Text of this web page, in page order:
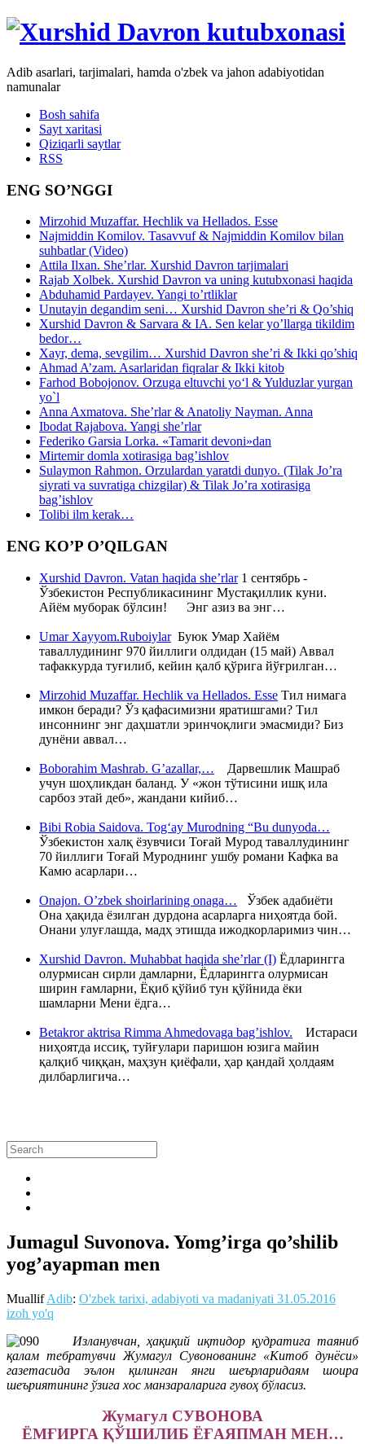
Adib asarlari, tarjimalari, hamda o'zbek va jahon adabiyotidan
namunalar
Bosh sahifa
Sayt xaritasi
Qiziqarli saytlar
RSS
ENG SO’NGGI
Mirzohid Muzaffar. Hechlik va Hellados. Esse
Najmiddin Komilov. Tasavvuf & Najmiddin Komilov bilan
suhbatlar (Video)
Attila Ilxan. She’rlar. Xurshid Davron tarjimalari
Rajab Xolbek. Xurshid Davron va uning kutubxonasi haqida
Abduhamid Pardayev. Yangi to’rtliklar
Unutayin degandim seni… Xurshid Davron she’ri & Qo’shiq
Xurshid Davron & Sarvara & IA. Sen kelar yo’llarga tikildim
bedor…
Xayr, dema, sevgilim… Xurshid Davron she’ri & Ikki qo’shiq
Ahmad A’zam. Asarlaridan fiqralar & Ikki kitob
Farhod Bobojonov. Orzuga eltuvchi yo‘l & Yulduzlar yurgan
yo`l
Anna Axmatova. She’rlar & Anatoliy Nayman. Anna
Ibodat Rajabova. Yangi she’rlar
Federiko Garsia Lorka. «Tamarit devoni»dan
Mirtemir domla xotirasiga bag’ishlov
Sulaymon Rahmon. Orzulardan yaratdi dunyo. (Tilak Jo’ra
siyrati va suvratiga chizgilar) & Tilak Jo’ra xotirasiga
bag’ishlov
Tolibi ilm kerak…
ENG KO’P O’QILGAN
Xurshid Davron. Vatan haqida she’rlar1 сентябрь -
Ўзбекистон Республикасининг Мустақиллик куни.
Айём муборак бўлсин! Энг азиз ва энг…
Umar Xayyom.RuboiylarБуюк Умар Хайём
таваллудининг 970 йиллиги олдидан (15 май) Аввал
тафаккурда туғилиб, кейин қалб қўрига йўғрилган…
Mirzohid Muzaffar. Hechlik va Hellados. Esse Тил нимага
имкон беради? Ўз қафасимизни яратишгами? Тил
инсоннинг энг даҳшатли эринчоқлиги эмасмиди? Биз
дунёни аввал…
Boborahim Mashrab. G’azallar,… Дарвешлик Машраб
учун шоҳликдан баланд. У «жон тўтисини ишқ ила
сарбоз этай деб», жандани кийиб…
Bibi Robia Saidova. Tog‘ay Murodning “Bu dunyoda…
Ўзбекистон халқ ёзувчиси Тоғай Мурод таваллудининг
70 йиллиги Тоғай Муроднинг ушбу романи Кафка ва
Камю асарлари…
Onajon. O’zbek shoirlarining onaga… Ўзбек адабиёти
Она ҳақида ёзилган дурдона асарларга ниҳоятда бой.
Онани улуғлашда, мадҳ этишда ижодкорларимиз чин…
Xurshid Davron. Muhabbat haqida she’rlar (I) Ёдларингга
олурмисан сирли дамларни, Ёдларингга олурмисан
ширин ғамларни, Ёқиб қўйиб тун қўйнида ёки
шамларни Мени ёдга…
Betakror aktrisa Rimma Ahmedovaga bag’ishlov. Истараси
ниҳоятда иссиқ, туйғулари паришон юзига майин
қалқиб чиққан, маҳзун қиёфали, ҳар қандай ҳолдаям
дилбарлигича…
Jumagul Suvonova. Yomg’irga qo’shilib
yog’ayapman men
MuallifAdib: O'zbek tarixi, adabiyoti va madaniyati 31.05.2016
izoh yo'q
Изланувчан, ҳақиқий иқтидор қудратига таяниб
қалам тебратувчи Жумагул Сувонованинг «Китоб дунёси»
газетасида эълон қилинган янги шеърларидаям шоира
шеъриятининг ўзига хос манзараларига гувоҳ бўласиз.
Жумагул СУВОНОВА
ЁМҒИРГА ҚЎШИЛИБ ЁҒАЯПМАН МЕН…